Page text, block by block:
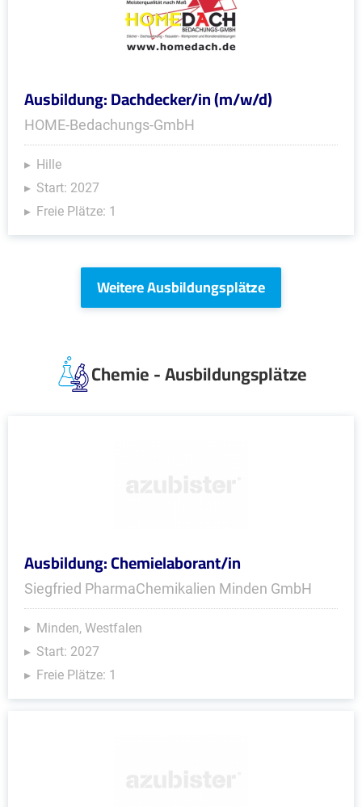
Ausbildung: Dachdecker/in (m/w/d)
HOME-Bedachungs-GmbH
Hille
Start: 2027
Freie Plätze: 1
Weitere Ausbildungsplätze
Chemie - Ausbildungsplätze
Ausbildung: Chemielaborant/in
Siegfried PharmaChemikalien Minden GmbH
Minden, Westfalen
Start: 2027
Freie Plätze: 1